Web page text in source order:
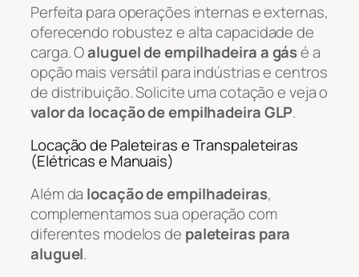
Perfeita para operações internas e externas,
oferecendo robustez e alta capacidade de
carga. Oaluguel de empilhadeira a gásé a
opção mais versátil para indústrias e centros
de distribuição. Solicite uma cotação e veja o
valor da locação de empilhadeira GLP.
Locação de Paleteiras e Transpaleteiras
(Elétricas e Manuais)
Além da locação de empilhadeiras,
complementamos sua operação com
diferentes modelos de paleteiras para
aluguel.